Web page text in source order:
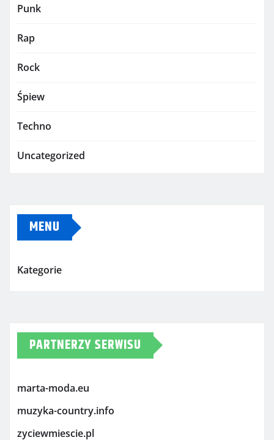
Punk
Rap
Rock
Śpiew
Techno
Uncategorized
MENU
Kategorie
PARTNERZY SERWISU
marta-moda.eu
muzyka-country.info
zyciewmiescie.pl